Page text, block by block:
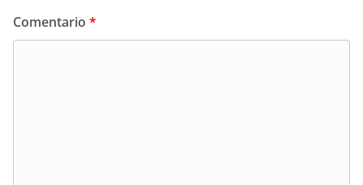
Comentario *